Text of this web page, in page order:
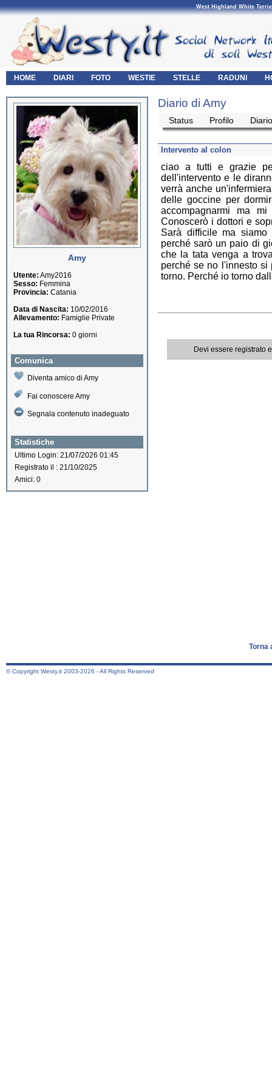
West Highland White
HOME DIARI FOTO WESTIE STELLE RADUNI
Amy
Utente: Amy2016
Sesso: Femmina
Provincia: Catania
Data di Nascita: 10/02/2016
Allevamento: Famiglie Private
La tua Rincorsa: 0 giorni
Comunica
Diventa amico di Amy
Fai conoscere Amy
Segnala contenuto inadeguato
Statistiche
Ultimo Login: 21/07/2026 01:45
Registrato il : 21/10/2025
Amici: 0
Diario di Amy
Status Profilo Diario
Intervento al colon
ciao a tutti e grazie
dell'intervento e le
verrà anche
delle goccine per
accompagnarmi ma
Conoscerò i dottori e
Sarà difficile ma siamo
perché sarò un paio di
che la tata venga a
perché se no l'innesto si
torno. Perché io torno
Devi essere registrato
Torna
© Copyright Westy.it 2003-2026 - All Rights Reserved